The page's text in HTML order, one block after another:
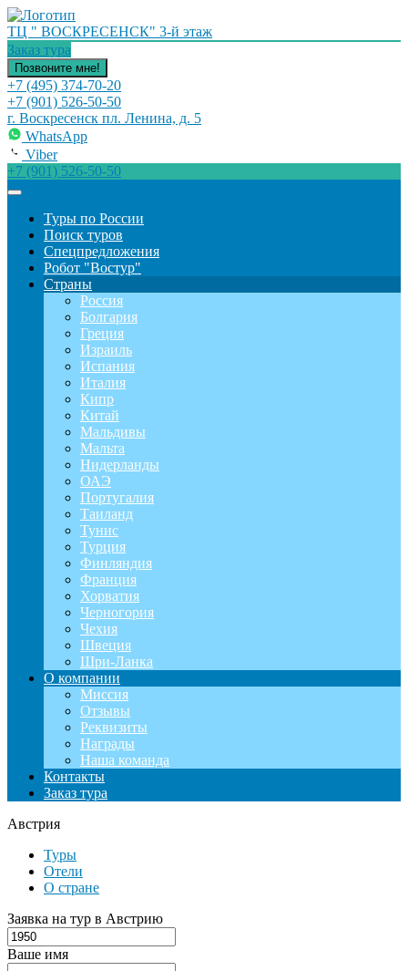
ТЦ " ВОСКРЕСЕНСК" 3-й этаж
Заказ тура
Позвоните мне!
+7 (495) 374-70-20
+7 (901) 526-50-50
г. Воскресенск пл. Ленина, д. 5
WhatsApp
Viber
+7 (901) 526-50-50
Туры по России
Поиск туров
Спецпредложения
Робот "Востур"
Страны
Россия
Болгария
Греция
Израиль
Испания
Италия
Кипр
Китай
Мальдивы
Мальта
Нидерланды
ОАЭ
Португалия
Таиланд
Тунис
Турция
Финляндия
Франция
Хорватия
Черногория
Чехия
Швеция
Шри-Ланка
О компании
Миссия
Отзывы
Реквизиты
Награды
Наша команда
Контакты
Заказ тура
Австрия
Туры
Отели
О стране
Заявка на тур в Австрию
Ваше имя